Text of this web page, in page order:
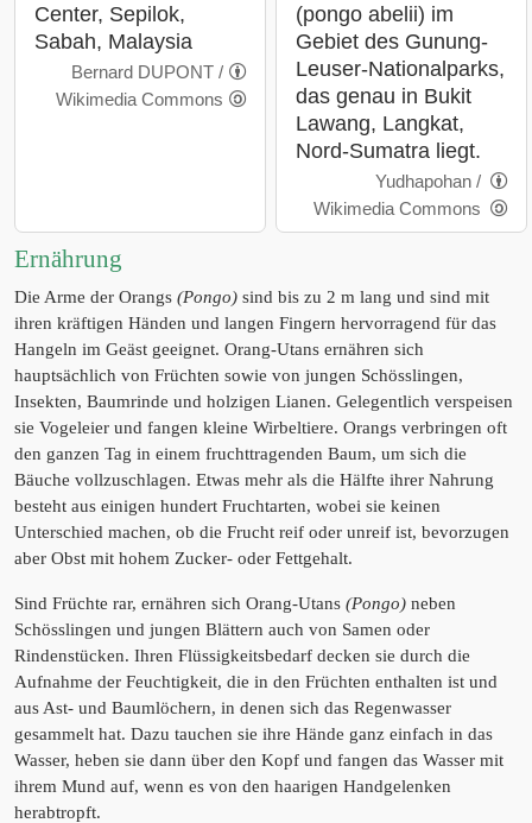
Center, Sepilok,
Sabah, Malaysia
Bernard DUPONT /
Wikimedia Commons
(pongo abelii) im
Gebiet des Gunung-
Leuser-Nationalparks,
das genau in Bukit
Lawang, Langkat,
Nord-Sumatra liegt.
Yudhapohan /
Wikimedia Commons
Ernährung
Die Arme der Orangs (Pongo) sind bis zu 2 m lang und sind mit
ihren kräftigen Händen und langen Fingern hervorragend für das
Hangeln im Geäst geeignet. Orang-Utans ernähren sich
hauptsächlich von Früchten sowie von jungen Schösslingen,
Insekten, Baumrinde und holzigen Lianen. Gelegentlich verspeisen
sie Vogeleier und fangen kleine Wirbeltiere. Orangs verbringen oft
den ganzen Tag in einem fruchttragenden Baum, um sich die
Bäuche vollzuschlagen. Etwas mehr als die Hälfte ihrer Nahrung
besteht aus einigen hundert Fruchtarten, wobei sie keinen
Unterschied machen, ob die Frucht reif oder unreif ist, bevorzugen
aber Obst mit hohem Zucker- oder Fettgehalt.
Sind Früchte rar, ernähren sich Orang-Utans (Pongo) neben
Schösslingen und jungen Blättern auch von Samen oder
Rindenstücken. Ihren Flüssigkeitsbedarf decken sie durch die
Aufnahme der Feuchtigkeit, die in den Früchten enthalten ist und
aus Ast- und Baumlöchern, in denen sich das Regenwasser
gesammelt hat. Dazu tauchen sie ihre Hände ganz einfach in das
Wasser, heben sie dann über den Kopf und fangen das Wasser mit
ihrem Mund auf, wenn es von den haarigen Handgelenken
herabtropft.